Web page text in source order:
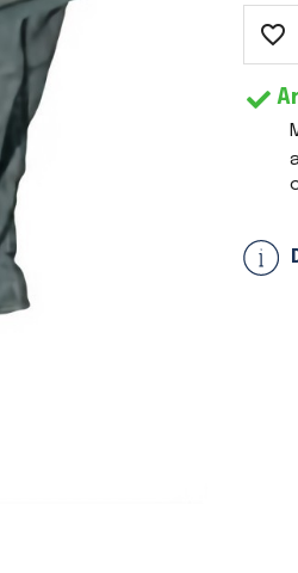
favorite_border